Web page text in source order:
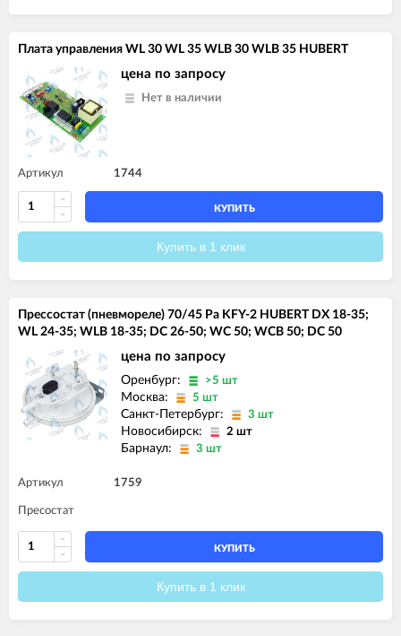
Плата управления WL 30 WL 35 WLB 30 WLB 35 HUBERT
цена по запросу
Нет в наличии
Артикул 1744
КУПИТЬ
Купить в 1 клик
Прессостат (пневмореле) 70/45 Pa KFY-2 HUBERT DX 18-35;
WL 24-35; WLB 18-35; DC 26-50; WC 50; WCB 50; DC 50
цена по запросу
Оренбург: >5 шт
Москва: 5 шт
Санкт-Петербург: 3 шт
Новосибирск: 2 шт
Барнаул: 3 шт
Артикул 1759
Пресостат
КУПИТЬ
Купить в 1 клик